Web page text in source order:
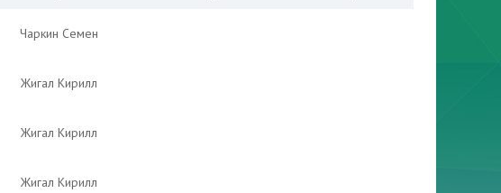
Чаркин Семен
Жигал Кирилл
Жигал Кирилл
Жигал Кирилл